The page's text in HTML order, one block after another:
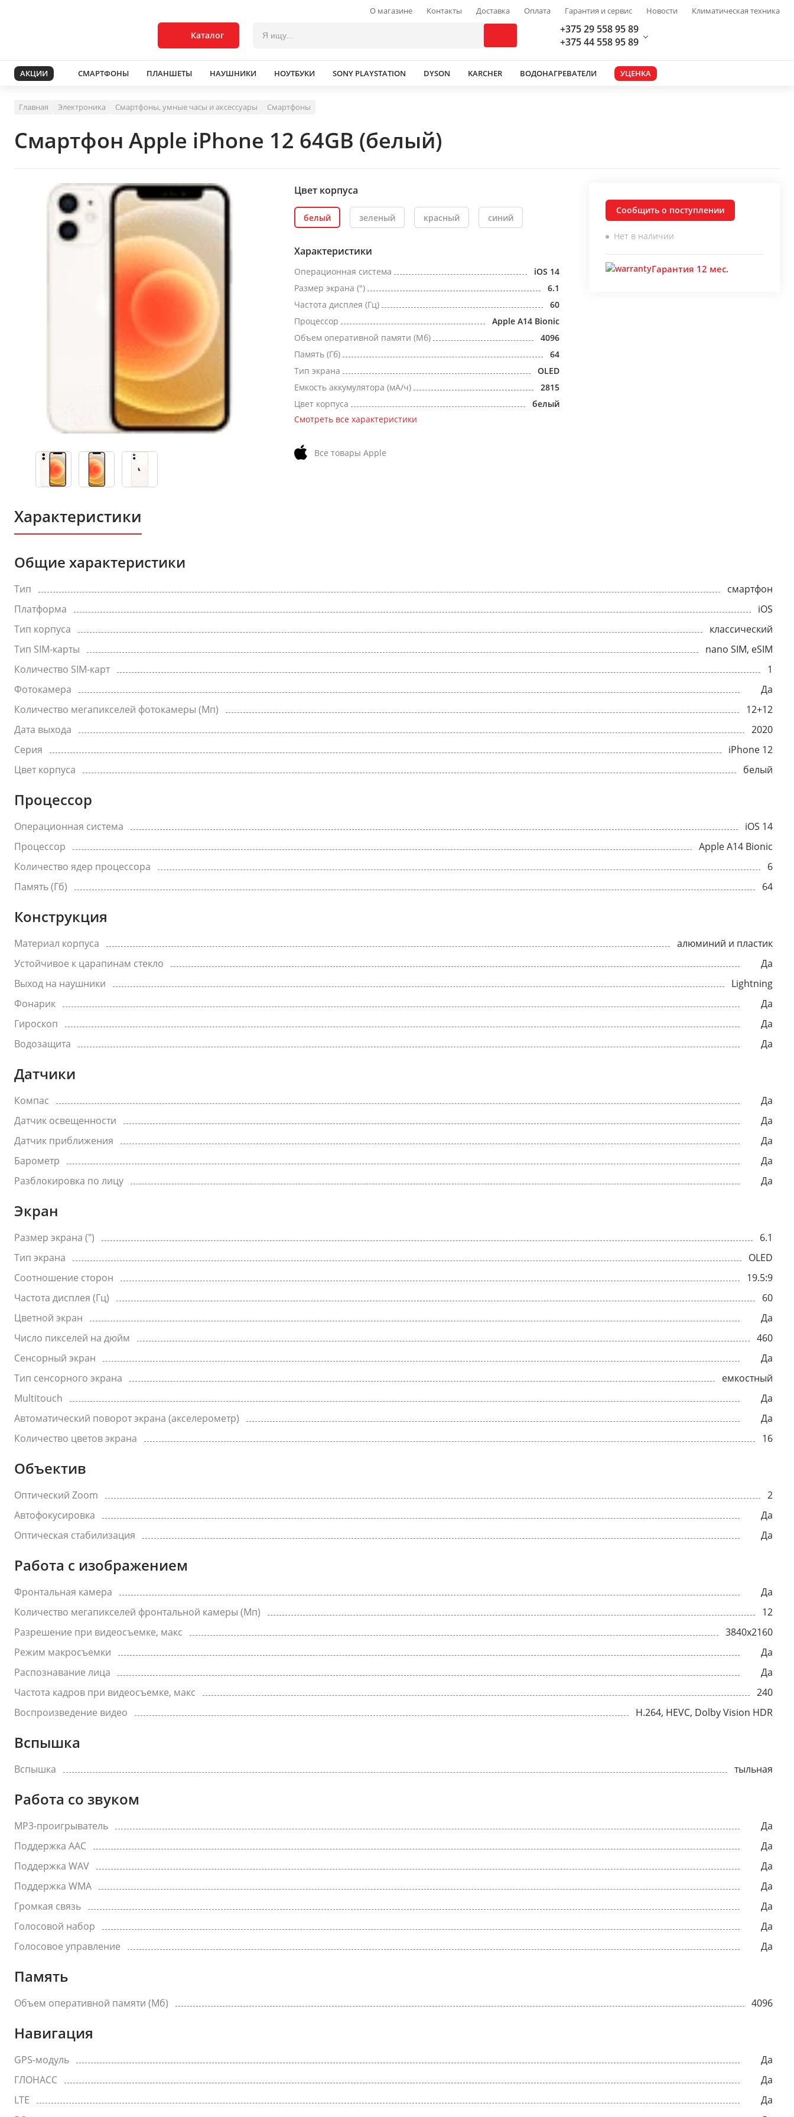
О магазине Контакты Доставка Оплата Гарантия и сервис Новости Климатическая техника
Каталог
+375 29 558 95 89
+375 44 558 95 89
АКЦИИ СМАРТФОНЫ ПЛАНШЕТЫ НАУШНИКИ НОУТБУКИ SONY PLAYSTATION DYSON KARCHER ВОДОНАГРЕВАТЕЛИ УЦЕНКА
Главная Электроника Смартфоны, умные часы и аксессуары Смартфоны
Смартфон Apple iPhone 12 64GB (белый)
Цвет корпуса
белый зеленый красный синий
Характеристики
Операционная система
iOS 14
Размер экрана (")
6.1
Частота дисплея (Гц)
60
Процессор
Apple A14 Bionic
Объем оперативной памяти (Мб)
4096
Память (Гб)
64
Тип экрана
OLED
Емкость аккумулятора (мА/ч)
2815
Цвет корпуса
белый
Смотреть все характеристики
Все товары Apple
Сообщить о поступлении
Нет в наличии
Гарантия 12 мес.
Характеристики
Общие характеристики
Тип
смартфон
Платформа
iOS
Тип корпуса
классический
Тип SIM-карты
nano SIM, eSIM
Количество SIM-карт
1
Фотокамера
Да
Количество мегапикселей фотокамеры (Мп)
12+12
Дата выхода
2020
Серия
iPhone 12
Цвет корпуса
белый
Процессор
Операционная система
iOS 14
Процессор
Apple A14 Bionic
Количество ядер процессора
6
Память (Гб)
64
Конструкция
Материал корпуса
алюминий и пластик
Устойчивое к царапинам стекло
Да
Выход на наушники
Lightning
Фонарик
Да
Гироскоп
Да
Водозащита
Да
Датчики
Компас
Да
Датчик освещенности
Да
Датчик приближения
Да
Барометр
Да
Разблокировка по лицу
Да
Экран
Размер экрана (")
6.1
Тип экрана
OLED
Соотношение сторон
19.5:9
Частота дисплея (Гц)
60
Цветной экран
Да
Число пикселей на дюйм
460
Сенсорный экран
Да
Тип сенсорного экрана
емкостный
Multitouch
Да
Автоматический поворот экрана (акселерометр)
Да
Количество цветов экрана
16
Объектив
Оптический Zoom
2
Автофокусировка
Да
Оптическая стабилизация
Да
Работа с изображением
Фронтальная камера
Да
Количество мегапикселей фронтальной камеры (Мп)
12
Разрешение при видеосъемке, макс
3840x2160
Режим макросъемки
Да
Распознавание лица
Да
Частота кадров при видеосъемке, макс
240
Воспроизведение видео
H.264, HEVC, Dolby Vision HDR
Вспышка
Вспышка тыльная
Работа со звуком
MP3-проигрыватель
Да
Поддержка AAC
Да
Поддержка WAV
Да
Поддержка WMA
Да
Громкая связь
Да
Голосовой набор
Да
Голосовое управление
Да
Память
Объем оперативной памяти (Мб) 4096
Навигация
GPS-модуль
Да
ГЛОНАСС
Да
LTE
Да